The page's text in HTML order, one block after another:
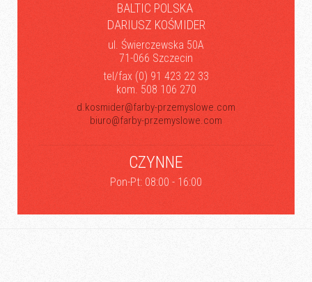
BALTIC POLSKA
DARIUSZ KOŚMIDER
ul. Świerczewska 50A
71-066 Szczecin
tel/fax (0) 91 423 22 33
kom. 508 106 270
d.kosmider@farby-przemyslowe.com
biuro@farby-przemyslowe.com
CZYNNE
Pon-Pt: 08:00 - 16:00